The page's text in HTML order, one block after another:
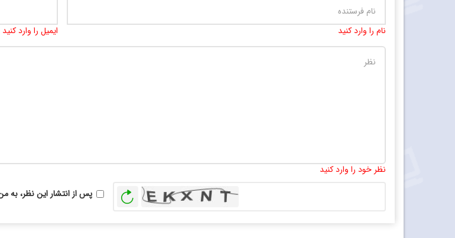
نام را وارد کنید ایمیل را وارد کنید
نظر خود را وارد کنید
بازخوانیپس از انتشار این نظر، به